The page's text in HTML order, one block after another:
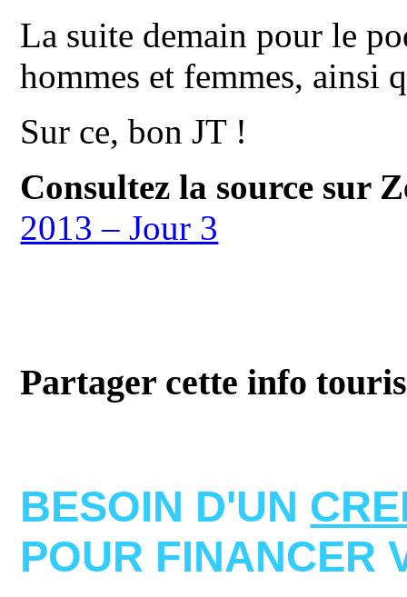
La suite demain pour le
hommes et femmes, ainsi
Sur ce, bon JT !
Consultez la source sur
2013 – Jour 3
Partager cette info
BESOIN D'UN
POUR FINANCER